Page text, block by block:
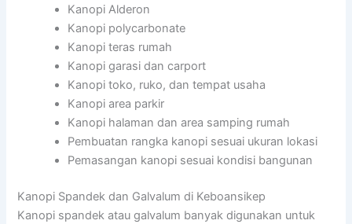
Kanopi Alderon
Kanopi polycarbonate
Kanopi teras rumah
Kanopi garasi dan carport
Kanopi toko, ruko, dan tempat usaha
Kanopi area parkir
Kanopi halaman dan area samping rumah
Pembuatan rangka kanopi sesuai ukuran lokasi
Pemasangan kanopi sesuai kondisi bangunan
Kanopi Spandek dan Galvalum di Keboansikep
Kanopi spandek atau galvalum banyak digunakan untuk